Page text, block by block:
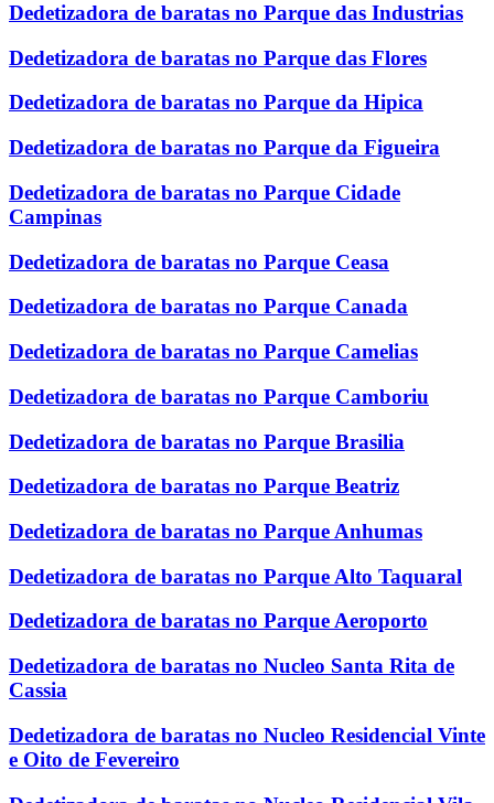
Dedetizadora de baratas no Parque das Industrias
Dedetizadora de baratas no Parque das Flores
Dedetizadora de baratas no Parque da Hipica
Dedetizadora de baratas no Parque da Figueira
Dedetizadora de baratas no Parque Cidade
Campinas
Dedetizadora de baratas no Parque Ceasa
Dedetizadora de baratas no Parque Canada
Dedetizadora de baratas no Parque Camelias
Dedetizadora de baratas no Parque Camboriu
Dedetizadora de baratas no Parque Brasilia
Dedetizadora de baratas no Parque Beatriz
Dedetizadora de baratas no Parque Anhumas
Dedetizadora de baratas no Parque Alto Taquaral
Dedetizadora de baratas no Parque Aeroporto
Dedetizadora de baratas no Nucleo Santa Rita de
Cassia
Dedetizadora de baratas no Nucleo Residencial Vinte
e Oito de Fevereiro